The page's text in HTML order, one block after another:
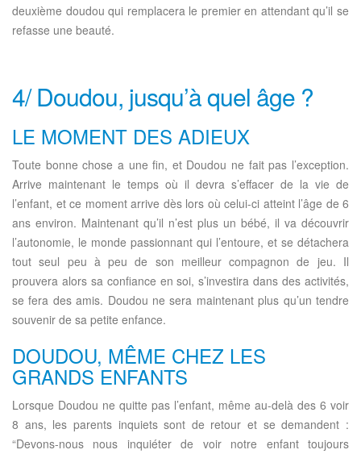
deuxième doudou qui remplacera le premier en attendant qu’il se
refasse une beauté.
4/ Doudou, jusqu’à quel âge ?
LE MOMENT DES ADIEUX
Toute bonne chose a une fin, et Doudou ne fait pas l’exception.
Arrive maintenant le temps où il devra s’effacer de la vie de
l’enfant, et ce moment arrive dès lors où celui-ci atteint l’âge de 6
ans environ. Maintenant qu’il n’est plus un bébé, il va découvrir
l’autonomie, le monde passionnant qui l’entoure, et se détachera
tout seul peu à peu de son meilleur compagnon de jeu. Il
prouvera alors sa confiance en soi, s’investira dans des activités,
se fera des amis. Doudou ne sera maintenant plus qu’un tendre
souvenir de sa petite enfance.
DOUDOU, MÊME CHEZ LES
GRANDS ENFANTS
Lorsque Doudou ne quitte pas l’enfant, même au-delà des 6 voir
8 ans, les parents inquiets sont de retour et se demandent :
“Devons-nous nous inquiéter de voir notre enfant toujours